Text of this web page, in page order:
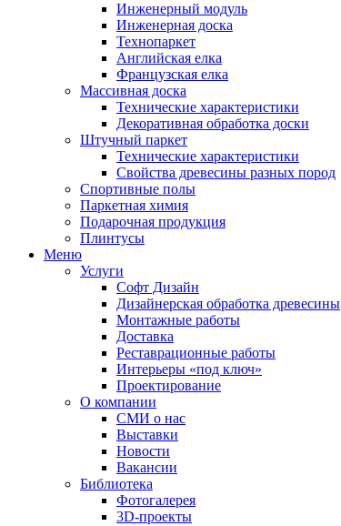
Инженерный модуль
Инженерная доска
Технопаркет
Английская елка
Французская елка
Массивная доска
Технические характеристики
Декоративная обработка доски
Штучный паркет
Технические характеристики
Свойства древесины разных пород
Спортивные полы
Паркетная химия
Подарочная продукция
Плинтусы
Меню
Услуги
Софт Дизайн
Дизайнерская обработка древесины
Монтажные работы
Доставка
Реставрационные работы
Интерьеры «под ключ»
Проектирование
О компании
СМИ о нас
Выставки
Новости
Вакансии
Библиотека
Фотогалерея
3D-проекты